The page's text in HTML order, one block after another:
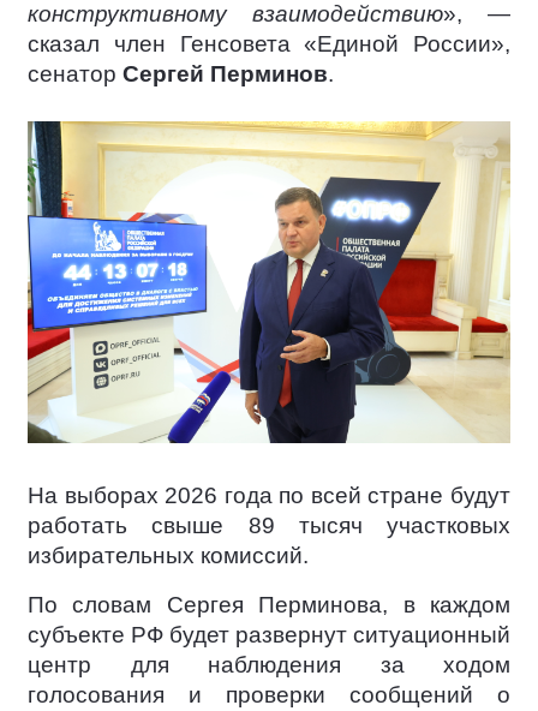
конструктивному взаимодействию», —
сказал член Генсовета «Единой России»,
сенатор Сергей Перминов.
На выборах 2026 года по всей стране будут
работать свыше 89 тысяч участковых
избирательных комиссий.
По словам Сергея Перминова, в каждом
субъекте РФ будет развернут ситуационный
центр для наблюдения за ходом
голосования и проверки сообщений о